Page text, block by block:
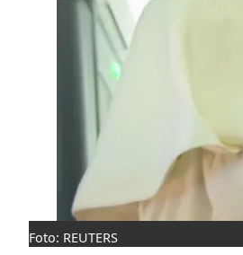
Foto: REUTERS